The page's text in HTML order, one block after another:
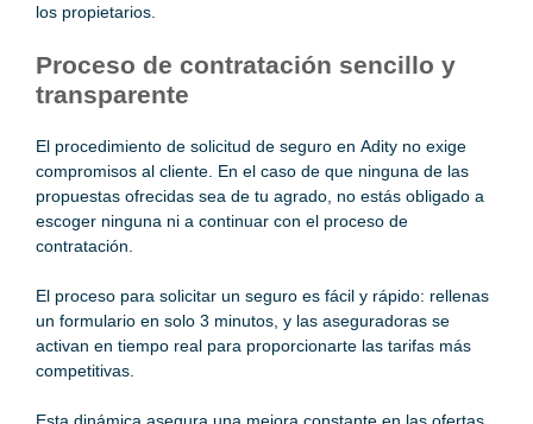
los propietarios.
Proceso de contratación sencillo y
transparente
El procedimiento de solicitud de seguro en Adity no exige
compromisos al cliente. En el caso de que ninguna de las
propuestas ofrecidas sea de tu agrado, no estás obligado a
escoger ninguna ni a continuar con el proceso de
contratación.
El proceso para solicitar un seguro es fácil y rápido: rellenas
un formulario en solo 3 minutos, y las aseguradoras se
activan en tiempo real para proporcionarte las tarifas más
competitivas.